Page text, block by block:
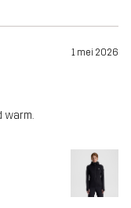
1 mei 2026
warm.